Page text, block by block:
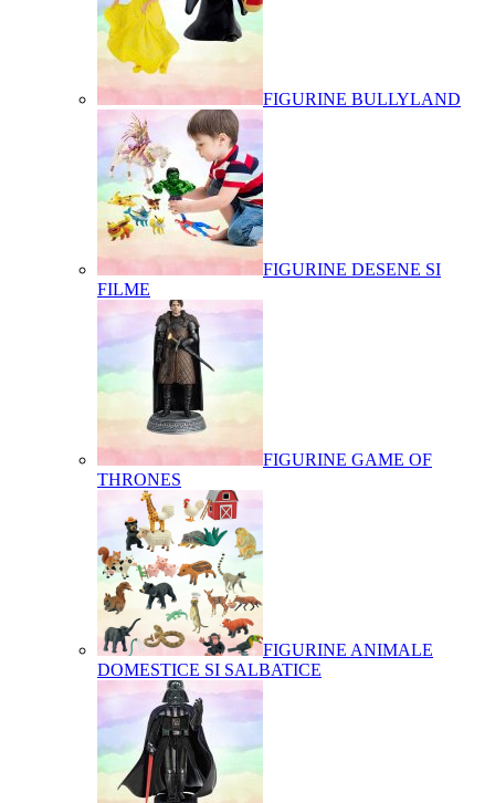
FIGURINE BULLYLAND
FIGURINE DESENE SI
FILME
FIGURINE GAME OF
THRONES
FIGURINE ANIMALE
DOMESTICE SI SALBATICE